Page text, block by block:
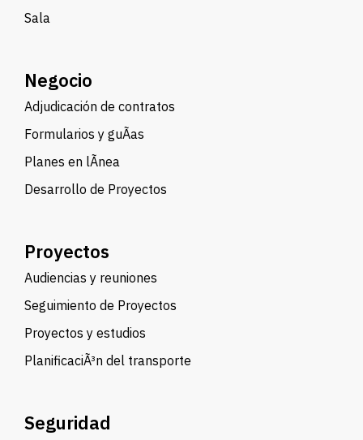
Sala
Negocio
Adjudicación de contratos
Formularios y guÃ­as
Planes en lÃ­nea
Desarrollo de Proyectos
Proyectos
Audiencias y reuniones
Seguimiento de Proyectos
Proyectos y estudios
PlanificaciÃ³n del transporte
Seguridad